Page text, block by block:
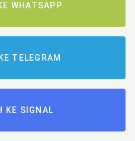
WHATSAPP
TELEGRAM
KE SIGNAL